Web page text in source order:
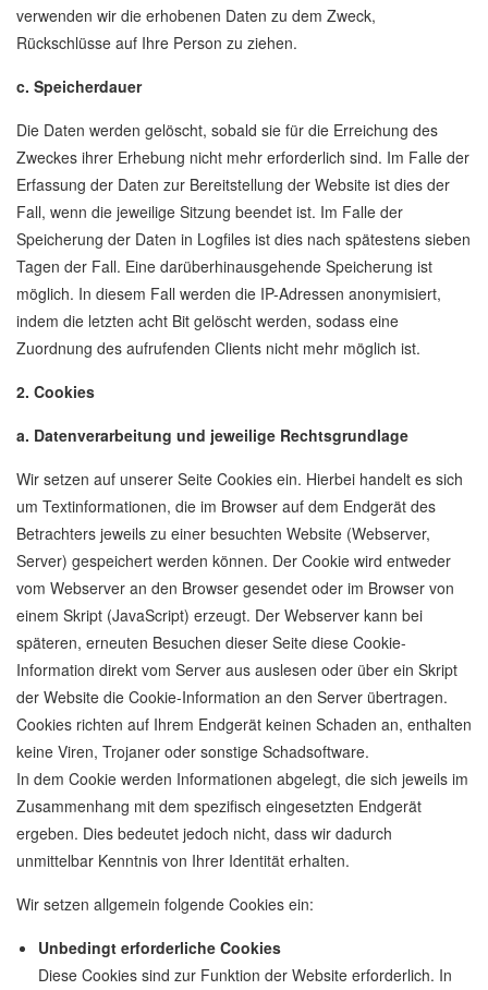
verwenden wir die erhobenen Daten zu dem Zweck,
Rückschlüsse auf Ihre Person zu ziehen.
c. Speicherdauer
Die Daten werden gelöscht, sobald sie für die Erreichung des
Zweckes ihrer Erhebung nicht mehr erforderlich sind. Im Falle der
Erfassung der Daten zur Bereitstellung der Website ist dies der
Fall, wenn die jeweilige Sitzung beendet ist. Im Falle der
Speicherung der Daten in Logfiles ist dies nach spätestens sieben
Tagen der Fall. Eine darüberhinausgehende Speicherung ist
möglich. In diesem Fall werden die IP-Adressen anonymisiert,
indem die letzten acht Bit gelöscht werden, sodass eine
Zuordnung des aufrufenden Clients nicht mehr möglich ist.
2. Cookies
a. Datenverarbeitung und jeweilige Rechtsgrundlage
Wir setzen auf unserer Seite Cookies ein. Hierbei handelt es sich
um Textinformationen, die im Browser auf dem Endgerät des
Betrachters jeweils zu einer besuchten Website (Webserver,
Server) gespeichert werden können. Der Cookie wird entweder
vom Webserver an den Browser gesendet oder im Browser von
einem Skript (JavaScript) erzeugt. Der Webserver kann bei
späteren, erneuten Besuchen dieser Seite diese Cookie-
Information direkt vom Server aus auslesen oder über ein Skript
der Website die Cookie-Information an den Server übertragen.
Cookies richten auf Ihrem Endgerät keinen Schaden an, enthalten
keine Viren, Trojaner oder sonstige Schadsoftware.
In dem Cookie werden Informationen abgelegt, die sich jeweils im
Zusammenhang mit dem spezifisch eingesetzten Endgerät
ergeben. Dies bedeutet jedoch nicht, dass wir dadurch
unmittelbar Kenntnis von Ihrer Identität erhalten.
Wir setzen allgemein folgende Cookies ein:
Unbedingt erforderliche Cookies
Diese Cookies sind zur Funktion der Website erforderlich. In